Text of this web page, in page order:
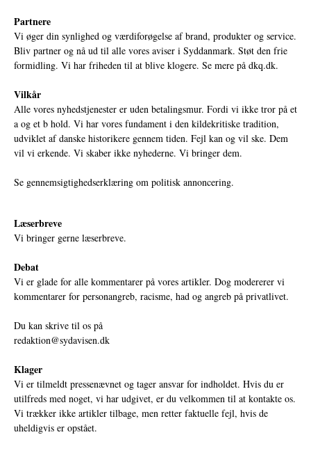
Partnere
Vi øger din synlighed og værdiforøgelse af brand, produkter og service.
Bliv partner og nå ud til alle vores aviser i Syddanmark. Støt den frie
formidling. Vi har friheden til at blive klogere. Se mere på dkq.dk.
Vilkår
Alle vores nyhedstjenester er uden betalingsmur. Fordi vi ikke tror på et
a og et b hold. Vi har vores fundament i den kildekritiske tradition,
udviklet af danske historikere gennem tiden. Fejl kan og vil ske. Dem
vil vi erkende. Vi skaber ikke nyhederne. Vi bringer dem.
Se gennemsigtighedserklæring om politisk annoncering.
Læserbreve
Vi bringer gerne læserbreve.
Debat
Vi er glade for alle kommentarer på vores artikler. Dog modererer vi
kommentarer for personangreb, racisme, had og angreb på privatlivet.
Du kan skrive til os på
redaktion@sydavisen.dk
Klager
Vi er tilmeldt pressenævnet og tager ansvar for indholdet. Hvis du er
utilfreds med noget, vi har udgivet, er du velkommen til at kontakte os.
Vi trækker ikke artikler tilbage, men retter faktuelle fejl, hvis de
uheldigvis er opstået.